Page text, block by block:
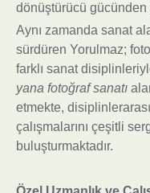
dönüştürücü gücünden
Aynı zamanda sanat
sürdüren Yorulmaz;
farklı sanat
yana fotoğraf sanatı
etmekte,
çalışmalarını çeşitli
buluşturmaktadır.